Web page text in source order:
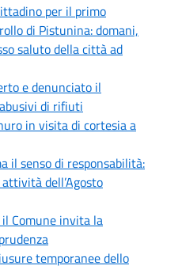
per il primo
di Pistunina: domani,
saluto della città ad
e denunciato il
di rifiuti
in visita di cortesia a
il senso di responsabilità:
dell’Agosto
il Comune invita la
temporanee dello